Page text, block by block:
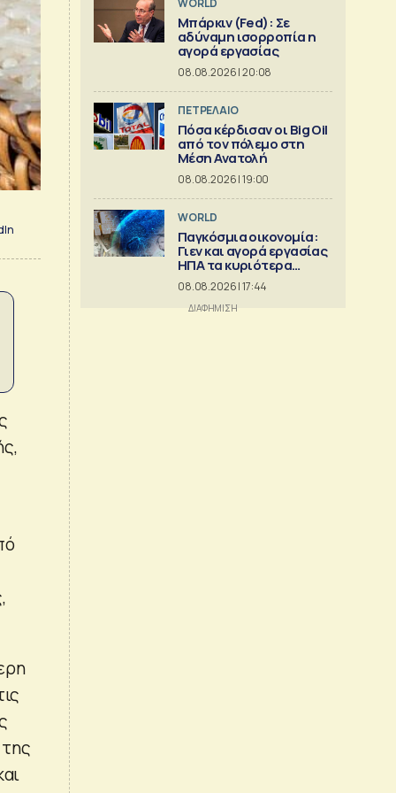
WORLD
Μπάρκιν (Fed): Σε
αδύναμη ισορροπία η
αγορά εργασίας
08.08.2026 | 20:08
ΠΕΤΡΕΛΑΙΟ
Πόσα κέρδισαν οι Big Oil
από τον πόλεμο στη
Μέση Ανατολή
08.08.2026 | 19:00
WORLD
Παγκόσμια οικονομία:
Γιεν και αγορά εργασίας
ΗΠΑ τα κυριότερα
γεγονότα
08.08.2026 | 17:44